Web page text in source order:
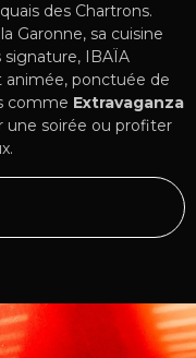
des Chartrons.
Garonne, sa cuisine
IBAÏA
animée, ponctuée de
comme Extravaganza
une soirée ou profiter